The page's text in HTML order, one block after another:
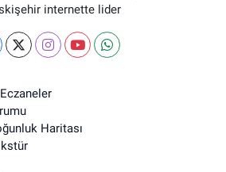
internette lider
Haritası